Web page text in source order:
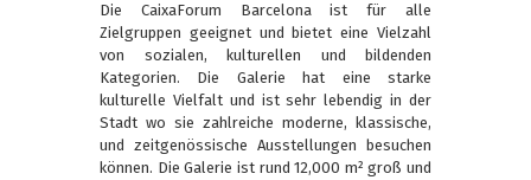
Die CaixaForum Barcelona ist für alle
Zielgruppen geeignet und bietet eine Vielzahl
von sozialen, kulturellen und bildenden
Kategorien. Die Galerie hat eine starke
kulturelle Vielfalt und ist sehr lebendig in der
Stadt wo sie zahlreiche moderne, klassische,
und zeitgenössische Ausstellungen besuchen
können. Die Galerie ist rund 12,000 m² groß und